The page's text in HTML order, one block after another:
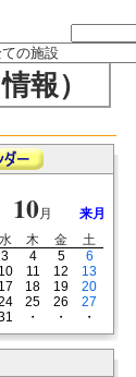
報）
10月
来月
水 木 金
土
3 4 5
6
10 11 12
13
17 18 19
20
25 26
27
・ ・ ・